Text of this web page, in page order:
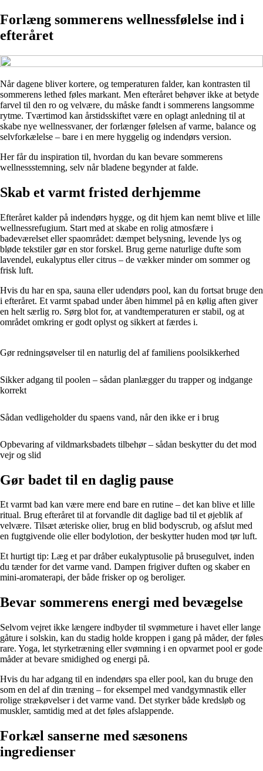
Forlæng sommerens wellnessfølelse ind i
efteråret
Når dagene bliver kortere, og temperaturen falder, kan kontrasten til
sommerens lethed føles markant. Men efteråret behøver ikke at betyde
farvel til den ro og velvære, du måske fandt i sommerens langsomme
rytme. Tværtimod kan årstidsskiftet være en oplagt anledning til at
skabe nye wellnessvaner, der forlænger følelsen af varme, balance og
selvforkælelse – bare i en mere hyggelig og indendørs version.
Her får du inspiration til, hvordan du kan bevare sommerens
wellnessstemning, selv når bladene begynder at falde.
Skab et varmt fristed derhjemme
Efteråret kalder på indendørs hygge, og dit hjem kan nemt blive et lille
wellnessrefugium. Start med at skabe en rolig atmosfære i
badeværelset eller spaområdet: dæmpet belysning, levende lys og
bløde tekstiler gør en stor forskel. Brug gerne naturlige dufte som
lavendel, eukalyptus eller citrus – de vækker minder om sommer og
frisk luft.
Hvis du har en spa, sauna eller udendørs pool, kan du fortsat bruge den
i efteråret. Et varmt spabad under åben himmel på en kølig aften giver
en helt særlig ro. Sørg blot for, at vandtemperaturen er stabil, og at
området omkring er godt oplyst og sikkert at færdes i.
Gør redningsøvelser til en naturlig del af familiens poolsikkerhed
Sikker adgang til poolen – sådan planlægger du trapper og indgange
korrekt
Sådan vedligeholder du spaens vand, når den ikke er i brug
Opbevaring af vildmarksbadets tilbehør – sådan beskytter du det mod
vejr og slid
Gør badet til en daglig pause
Et varmt bad kan være mere end bare en rutine – det kan blive et lille
ritual. Brug efteråret til at forvandle dit daglige bad til et øjeblik af
velvære. Tilsæt æteriske olier, brug en blid bodyscrub, og afslut med
en fugtgivende olie eller bodylotion, der beskytter huden mod tør luft.
Et hurtigt tip: Læg et par dråber eukalyptusolie på brusegulvet, inden
du tænder for det varme vand. Dampen frigiver duften og skaber en
mini-aromaterapi, der både frisker op og beroliger.
Bevar sommerens energi med bevægelse
Selvom vejret ikke længere indbyder til svømmeture i havet eller lange
gåture i solskin, kan du stadig holde kroppen i gang på måder, der føles
rare. Yoga, let styrketræning eller svømning i en opvarmet pool er gode
måder at bevare smidighed og energi på.
Hvis du har adgang til en indendørs spa eller pool, kan du bruge den
som en del af din træning – for eksempel med vandgymnastik eller
rolige strækøvelser i det varme vand. Det styrker både kredsløb og
muskler, samtidig med at det føles afslappende.
Forkæl sanserne med sæsonens
ingredienser